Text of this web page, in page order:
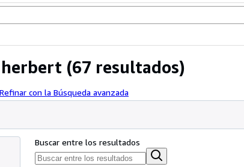
(67 resultados)
Refinar con la Búsqueda avanzada
Buscar entre los resultados